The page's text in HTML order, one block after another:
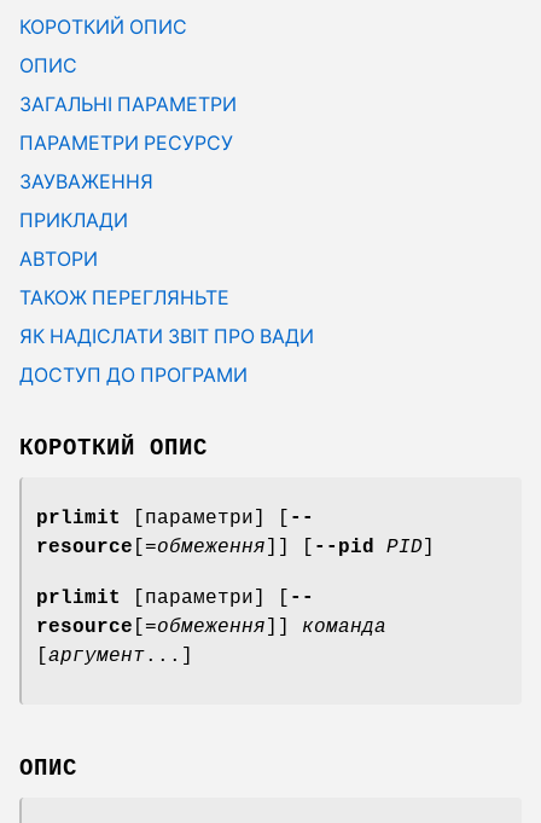
КОРОТКИЙ ОПИС
ОПИС
ЗАГАЛЬНІ ПАРАМЕТРИ
ПАРАМЕТРИ РЕСУРСУ
ЗАУВАЖЕННЯ
ПРИКЛАДИ
АВТОРИ
ТАКОЖ ПЕРЕГЛЯНЬТЕ
ЯК НАДІСЛАТИ ЗВІТ ПРО ВАДИ
ДОСТУП ДО ПРОГРАМИ
КОРОТКИЙ ОПИС
prlimit [параметри] [
--
resource [=обмеження --pid PID
prlimit [параметри] [
--
resource [=обмеження
команда
аргумент...]
ОПИС